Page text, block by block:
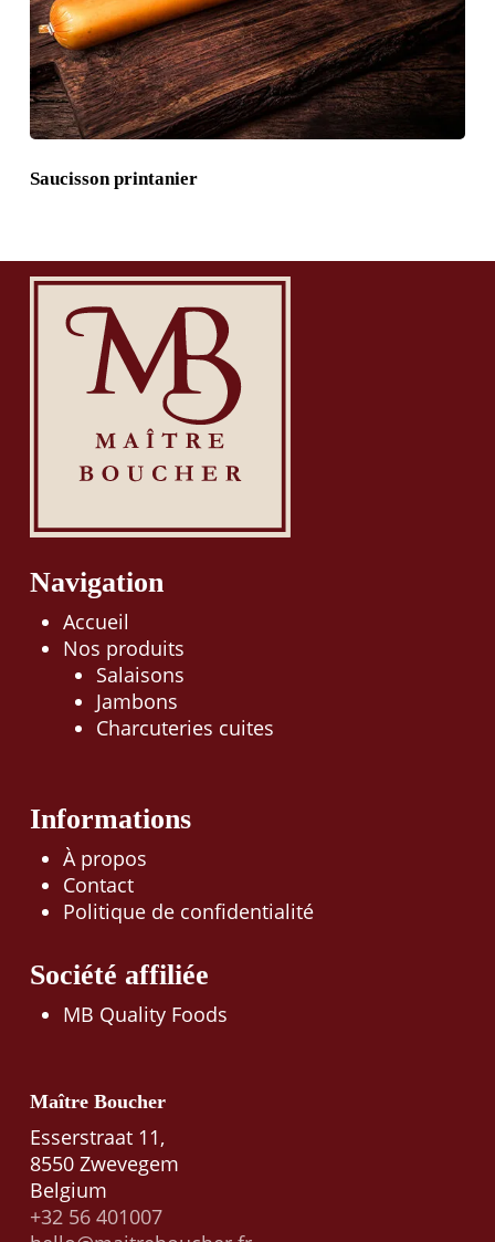
Saucisson printanier
Navigation
Accueil
Nos produits
Salaisons
Jambons
Charcuteries cuites
Informations
À propos
Contact
Politique de confidentialité
Société affiliée
MB Quality Foods
Maître Boucher
Esserstraat 11,
8550 Zwevegem
Belgium
+32 56 401007